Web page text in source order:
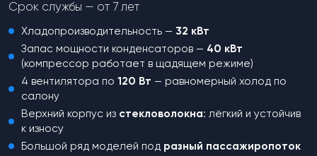
Не нашли,что искали?
свяжется с вами для консультации
Срок службы — от 7 лет
Хладопроизводительность — 32 кВт
Запас мощности конденсаторов — 40 кВт
(компрессор работает в щадящем режиме)
4 вентилятора по120 Вт — равномерный холод по
салону
Верхний корпус из стекловолокна: лёгкий и устойчив
к износу
Большой ряд моделей под разный пассажиропоток